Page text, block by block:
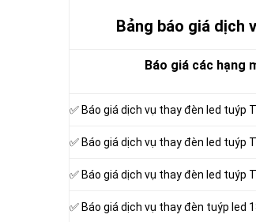
Bảng báo giá dịch
Báo giá các hạng
✅ Báo giá dịch vụ thay đèn led tuýp
✅ Báo giá dịch vụ thay đèn led tuýp
✅ Báo giá dịch vụ thay đèn led tuýp
✅ Báo giá dịch vụ thay đèn tuýp led